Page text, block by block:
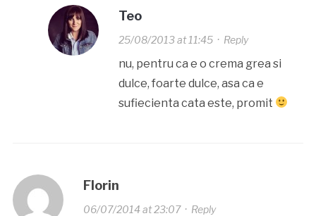
Teo
25/08/2013 at 11:45· Reply
nu, pentru ca e o crema grea si
dulce, foarte dulce, asa ca e
sufiecienta cata este, promit
Florin
06/07/2014 at 23:07· Reply